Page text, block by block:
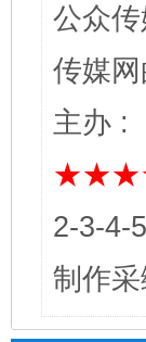
公众
传媒
主办 :
2-3-4-
制作